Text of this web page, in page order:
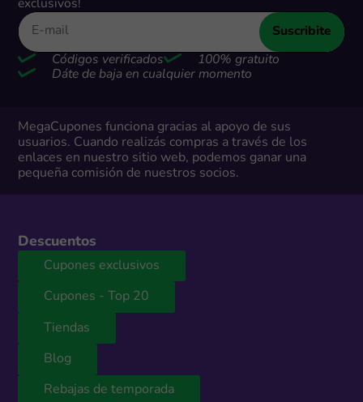
exclusivos!
Suscribite
Códigos verificados
100% gratuito
Dáte de baja en cualquier momento
MegaCupones funciona gracias al apoyo de sus
usuarios. Cuando realizás compras a través de los
enlaces en nuestro sitio web, podemos ganar una
pequeña comisión de nuestros socios.
Descuentos
Cupones exclusivos
Cupones - Top 20
Tiendas
Blog
Rebajas de temporada